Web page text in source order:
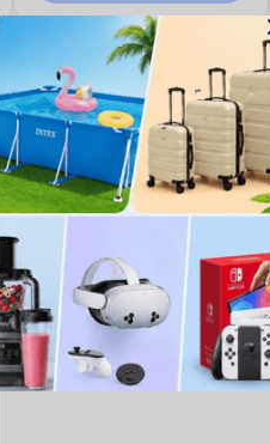
ביקורות על סכרת מערכת סינון